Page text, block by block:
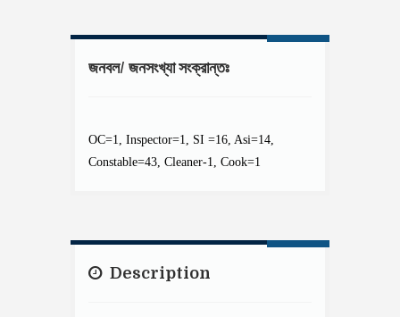
জনবল/ জনসংখ্যা সংক্রান্তঃ
OC=1, Inspector=1, SI =16, Asi=14,
Constable=43, Cleaner-1, Cook=1
Description